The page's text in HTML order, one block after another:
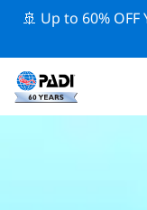
🚢 Up to 60%